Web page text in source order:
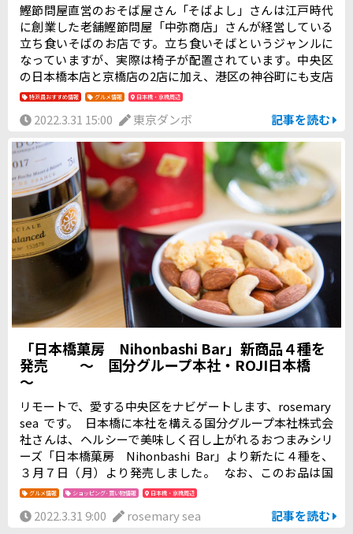
鰹節問屋直営のおそば屋さん「そばよし」さんは江戸時代
に創業した老舗鰹節問屋「中弥商店」さんが経営している
立ち食いそばのお店です。立ち食いそばというジャンルに
なっていますが、実際は椅子が配置されています。中央区
の日本橋本店と京橋店の2店に加え、港区の神谷町にも支店
があります。 鰹節問屋の十三代目でそばよしを経営してい
ていただき、お話を伺うことができましたので報告させて
いただきます。
特派員おすすめ情報 グルメ情報 日本橋・京橋周辺
2022.3.31 15:00 東京ダンボ 記事を読む
「日本橋菓房 Nihonbashi Bar」新商品４種を
発売 ～ 国分グループ本社・ROJI日本橋
～
リモートで、愛する中央区をナビゲートします、rosemary
sea です。 日本橋に本社を構える国分グループ本社株式会
社さんは、ヘルシーで美味しく召し上がれるおつまみシリ
ーズ「日本橋菓房 Nihonbashi Bar」より新たに４種を、
３月７日（月）より発売しました。 なお、このお品は国
分グループ本社株式会社さんが運営するセレクトショップ
グルメ情報 ショッピング･買い物情報 日本橋・京橋周辺
2022.3.31 9:00 rosemary sea 記事を読む